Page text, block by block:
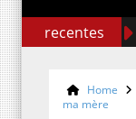
recentes
Home
ma mère